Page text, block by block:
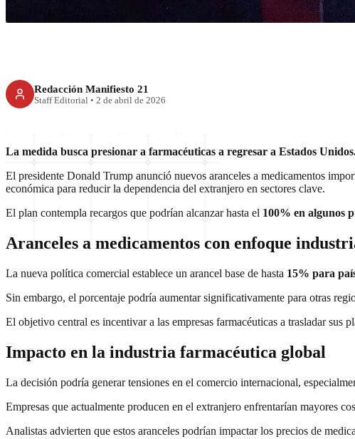
Redacción Manifiesto 21
Staff Editorial • 2 de abril de 2026
La medida busca presionar a farmacéuticas a regresar a Estados
El presidente Donald Trump anunció nuevos aranceles a medicamentos
económica para reducir la dependencia del extranjero en sectores clave.
El plan contempla recargos que podrían alcanzar hasta el 100% en algunos
Aranceles a medicamentos con enfoque
La nueva política comercial establece un arancel base de hasta 15% para
Sin embargo, el porcentaje podría aumentar significativamente para otras
El objetivo central es incentivar a las empresas farmacéuticas a trasladar sus
Impacto en la industria farmacéutica global
La decisión podría generar tensiones en el comercio internacional,
Empresas que actualmente producen en el extranjero enfrentarían mayores
Analistas advierten que estos aranceles podrían impactar los precios de